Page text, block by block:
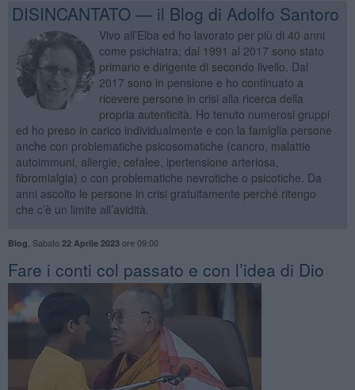
DISINCANTATO — il Blog di Adolfo Santoro
Vivo all’Elba ed ho lavorato per più di 40 anni
come psichiatra; dal 1991 al 2017 sono stato
primario e dirigente di secondo livello. Dal
2017 sono in pensione e ho continuato a
ricevere persone in crisi alla ricerca della
propria autenticità. Ho tenuto numerosi gruppi
ed ho preso in carico individualmente e con la famiglia persone
anche con problematiche psicosomatiche (cancro, malattie
autoimmuni, allergie, cefalee, ipertensione arteriosa,
fibromialgia) o con problematiche nevrotiche o psicotiche. Da
anni ascolto le persone in crisi gratuitamente perché ritengo
che c’è un limite all’avidità.
Blog Sabato 22 Aprile 2023ore 09:00
​Fare i conti col passato e con l’idea di Dio